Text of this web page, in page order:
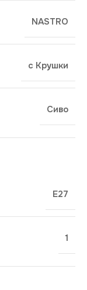
NASTRO
с Крушки
Сиво
E27
1